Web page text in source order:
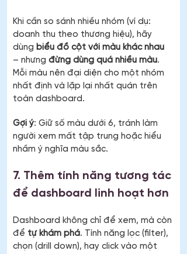
Khi cần so sánh nhiều nhóm (ví dụ:
doanh thu theo thương hiệu), hãy
dùng biểu đồ cột với màu khác nhau
– nhưng đừng dùng quá nhiều màu.
Mỗi màu nên đại diện cho một nhóm
nhất định và lặp lại nhất quán trên
toàn dashboard.
Gợi ý: Giữ số màu dưới 6, tránh làm
người xem mất tập trung hoặc hiểu
nhầm ý nghĩa màu sắc.
7. Thêm tính năng tương tác
để dashboard linh hoạt hơn
Dashboard không chỉ để xem, mà còn
để tự khám phá. Tính năng lọc (filter),
chọn (drill down), hay click vào một